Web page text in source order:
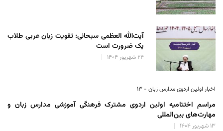
آیت‌الله العظمی سبحانی: تقویت زبان عربی طلاب
یک ضرورت است
۲۴ شهریور ۱۴۰۴
اخبار اولین اردوی مدارس زبان - ۱۳
مراسم اختتامیه اولین اردوی مشترک فرهنگی آموزشی مدارس زبان و
مهارت‌های بین‌المللی
۱۳ شهریور ۱۴۰۴